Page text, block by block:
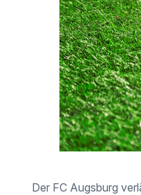
Der FC Augsburg